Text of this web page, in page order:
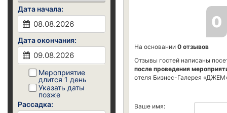
Дата начала:
Дата окончания:
Мероприятие
длится 1 день
Указать даты
позже
Рассадка:
0
На основании 0 отзывов
Отзывы гостей написаны
после проведения
отеля Бизнес-Галерея
Ваше имя: